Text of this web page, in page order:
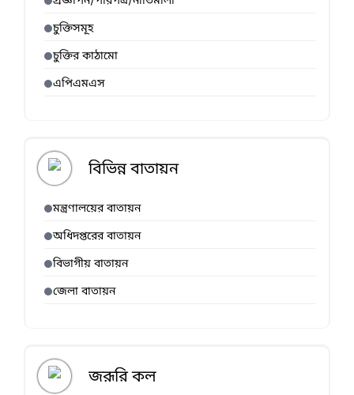
চুক্তিসমূহ
চুক্তির কাঠামো
এপিএমএস
বিভিন্ন বাতায়ন
মন্ত্রণালয়ের বাতায়ন
অধিদপ্তরের বাতায়ন
বিভাগীয় বাতায়ন
জেলা বাতায়ন
জরূরি কল